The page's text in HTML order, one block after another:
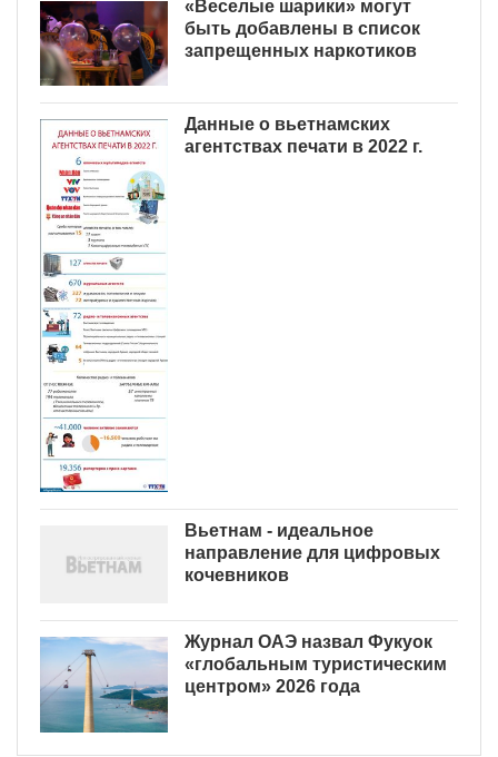
«Веселые шарики» могут
быть добавлены в список
запрещенных наркотиков
Данные о вьетнамских
агентствах печати в 2022 г.
Вьетнам - идеальное
направление для цифровых
кочевников
Журнал ОАЭ назвал Фукуок
«глобальным туристическим
центром» 2026 года